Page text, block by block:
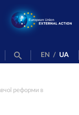
EN / UA
реформи в